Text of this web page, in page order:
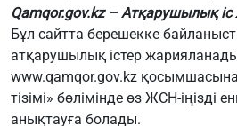
Qamqor.gov.kz – Атқарушылық іс
Бұл сайтта берешекке
атқарушылық істер
www.qamqor.gov.kz қосымшасына
тізімі» бөлімінде өз ЖСН-іңізді
анықтауға болады.